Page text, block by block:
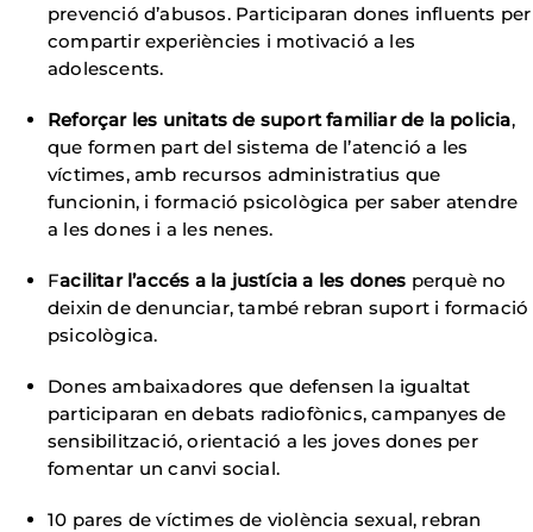
prevenció d’abusos. Participaran dones influents per
compartir experiències i motivació a les
adolescents.
Reforçar les unitats de suport familiar de la policia,
que formen part del sistema de l’atenció a les
víctimes, amb recursos administratius que
funcionin, i formació psicològica per saber atendre
a les dones i a les nenes.
Facilitar l’accés a la justícia a les dones perquè no
deixin de denunciar, també rebran suport i formació
psicològica.
Dones ambaixadores que defensen la igualtat
participaran en debats radiofònics, campanyes de
sensibilització, orientació a les joves dones per
fomentar un canvi social.
10 pares de víctimes de violència sexual, rebran